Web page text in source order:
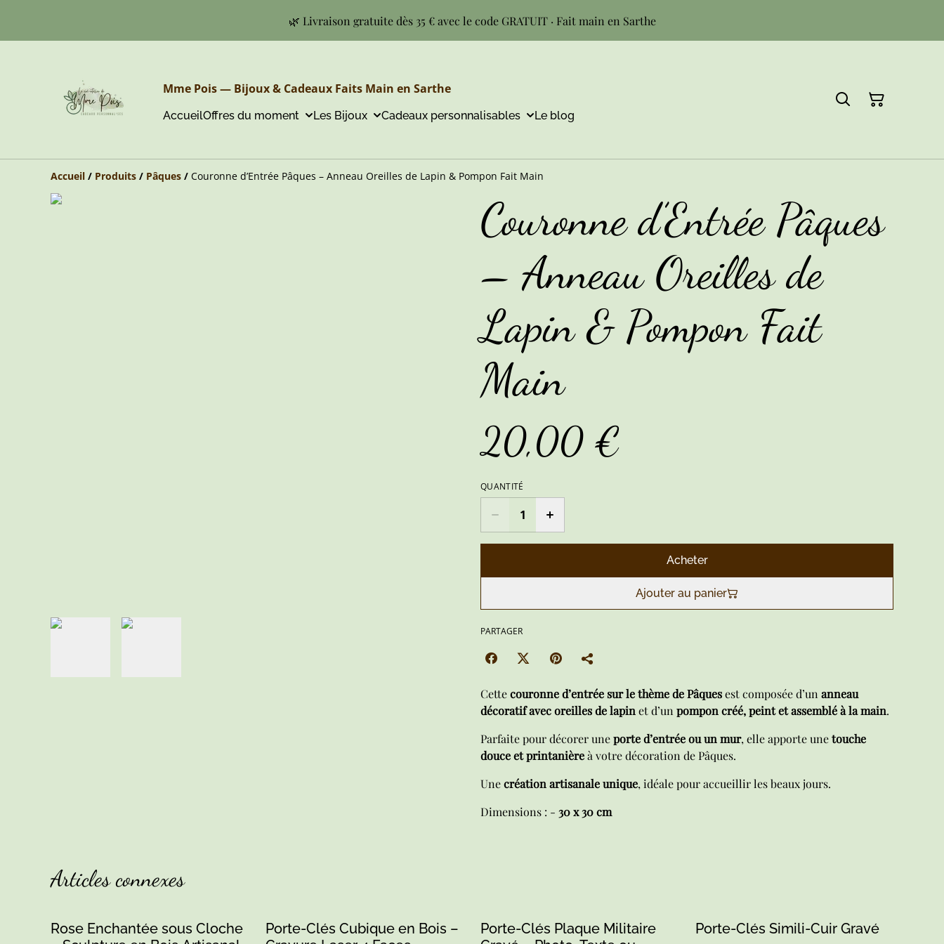
🌿 Livraison gratuite dès 35 € avec le code GRATUIT · Fait main en Sarthe
Mme Pois — Bijoux & Cadeaux Faits Main en Sarthe
AccueilOffres du moment Les Bijoux Cadeaux personnalisables Le blog
Accueil / Produits / Pâques / Couronne d’Entrée Pâques – Anneau Oreilles de Lapin & Pompon Fait Main
Couronne d’Entrée Pâques
– Anneau Oreilles de
Lapin & Pompon Fait
Main
20,00 €
QUANTITÉ
Acheter
Ajouter au panier
PARTAGER
Cettecouronne d’entrée sur le thème de Pâquesest composée d’un anneau
décoratif avec oreilles de lapin et d’un pompon créé, peint et assemblé à la main.
Parfaite pour décorer uneporte d’entrée ou un mur, elle apporte unetouche
douce et printanièreà votre décoration de Pâques.
Unecréation artisanale unique, idéale pour accueillir les beaux jours.
Dimensions : - 30 x 30 cm
Articles connexes
Rose Enchantée sous Cloche
Porte-Clés Cubique en Bois –
Porte-Clés Plaque Militaire
Porte-Clés Simili-Cuir Gravé